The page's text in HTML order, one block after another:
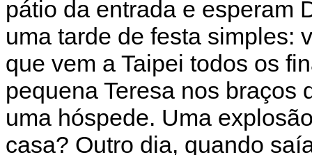
pátio da entrada e esperam
uma tarde de festa simples:
que vem a Taipei todos os
pequena Teresa nos braços
uma hóspede. Uma
casa? Outro dia, quando